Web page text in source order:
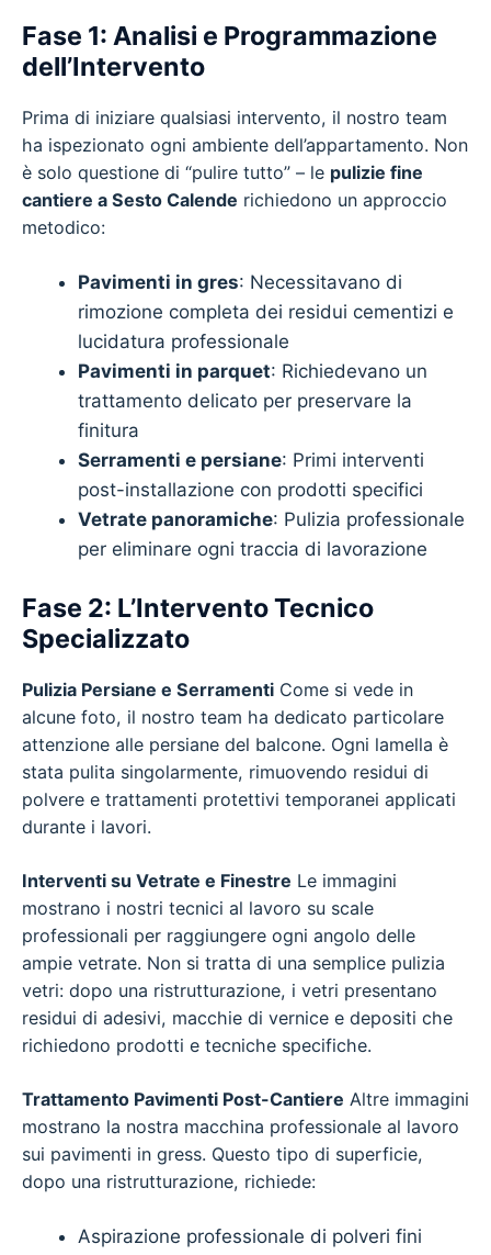
Fase 1: Analisi e Programmazione
dell’Intervento
Prima di iniziare qualsiasi intervento, il nostro team
ha ispezionato ogni ambiente dell’appartamento. Non
è solo questione di “pulire tutto” – le pulizie fine
cantiere a Sesto Calende richiedono un approccio
metodico:
Pavimenti in gres: Necessitavano di
rimozione completa dei residui cementizi e
lucidatura professionale
Pavimenti in parquet: Richiedevano un
trattamento delicato per preservare la
finitura
Serramenti e persiane: Primi interventi
post-installazione con prodotti specifici
Vetrate panoramiche: Pulizia professionale
per eliminare ogni traccia di lavorazione
Fase 2: L’Intervento Tecnico
Specializzato
Pulizia Persiane e Serramenti Come si vede in
alcune foto, il nostro team ha dedicato particolare
attenzione alle persiane del balcone. Ogni lamella è
stata pulita singolarmente, rimuovendo residui di
polvere e trattamenti protettivi temporanei applicati
durante i lavori.
Interventi su Vetrate e Finestre Le immagini
mostrano i nostri tecnici al lavoro su scale
professionali per raggiungere ogni angolo delle
ampie vetrate. Non si tratta di una semplice pulizia
vetri: dopo una ristrutturazione, i vetri presentano
residui di adesivi, macchie di vernice e depositi che
richiedono prodotti e tecniche specifiche.
Trattamento Pavimenti Post-Cantiere Altre immagini
mostrano la nostra macchina professionale al lavoro
sui pavimenti in gress. Questo tipo di superficie,
dopo una ristrutturazione, richiede:
Aspirazione professionale di polveri fini